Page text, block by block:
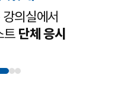
의실에서
트 단체 응시